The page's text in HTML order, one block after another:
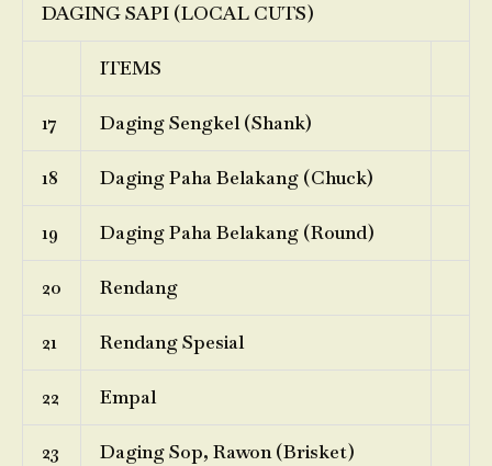
DAGING SAPI (LOCAL CUTS)
ITEMS
17 Daging Sengkel (Shank)
18 Daging Paha Belakang (Chuck)
19 Daging Paha Belakang (Round)
20 Rendang
21 Rendang Spesial
22 Empal
23 Daging Sop, Rawon (Brisket)